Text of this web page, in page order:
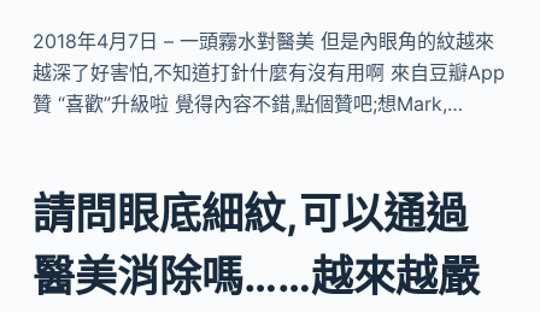
2018年4月7日 – 一頭霧水對醫美 但是內眼角的紋越來
越深了好害怕,不知道打針什麼有沒有用啊 來自豆瓣App
贊 “喜歡”升級啦 覺得內容不錯,點個贊吧;想Mark,…
請問眼底細紋,可以通過
醫美消除嗎……越來越嚴